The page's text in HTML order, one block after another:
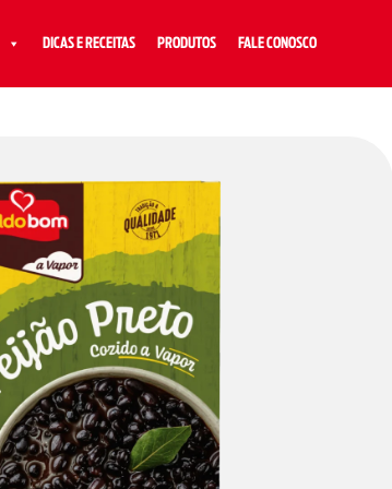
DICAS E RECEITAS PRODUTOS FALE CONOSCO